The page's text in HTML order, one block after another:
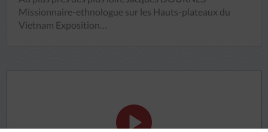
Missionnaire-ethnologue sur les Hauts-plateaux du
Vietnam Exposition…